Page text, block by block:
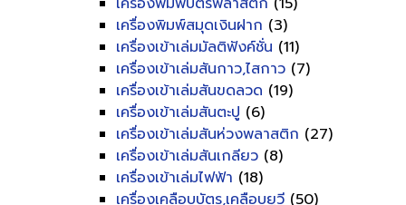
เครื่องพิมพ์สมุดเงินฝาก (3)
เครื่องเข้าเล่มมัลติฟังค์ชั่น (11)
เครื่องเข้าเล่มสันกาว,ไสกาว (7)
เครื่องเข้าเล่มสันขดลวด (19)
เครื่องเข้าเล่มสันตะปู (6)
เครื่องเข้าเล่มสันห่วงพลาสติก (27)
เครื่องเข้าเล่มสันเกลียว (8)
เครื่องเข้าเล่มไฟฟ้า (18)
เครื่องเคลือบบัตร,เคลือบยูวี (50)